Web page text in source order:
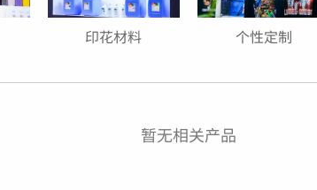
印花材料 个性定制
暂无相关产品